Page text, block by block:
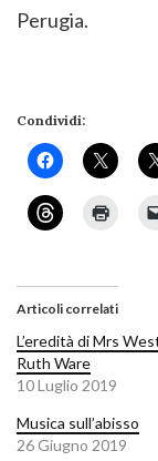
Perugia.
Condividi:
Articoli correlati
L’eredità di Mrs
Ruth Ware
10 Luglio 2019
Musica sull’abisso
26 Giugno 2019